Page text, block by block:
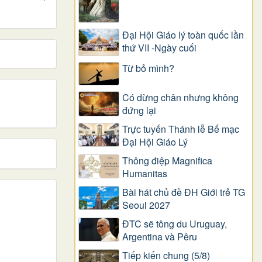
Đại Hội Giáo lý toàn quốc lần
thứ VII -Ngày cuối
Từ bỏ mình?
Có dừng chân nhưng không
đứng lại
Trực tuyến Thánh lễ Bế mạc
Đại Hội Giáo Lý
Thông điệp Magnifica
Humanitas
Bài hát chủ đề ĐH Giới trẻ TG
Seoul 2027
ĐTC sẽ tông du Uruguay,
Argentina và Pêru
Tiếp kiến chung (5/8)